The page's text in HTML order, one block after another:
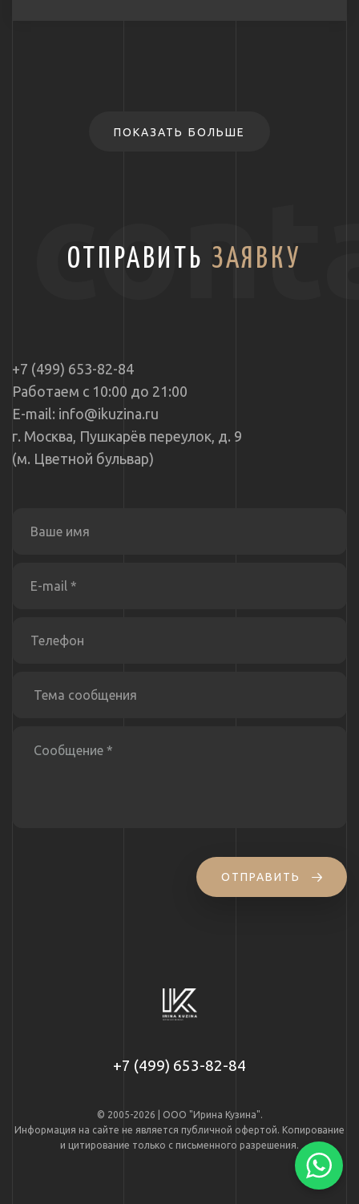
ПОКАЗАТЬ БОЛЬШЕ
ОТПРАВИТЬ ЗАЯВКУ
+7 (499) 653-82-84
Работаем с 10:00 до 21:00
E-mail: info@ikuzina.ru
г. Москва, Пушкарёв переулок, д. 9
(м. Цветной бульвар)
ОТПРАВИТЬ
+7 (499) 653-82-84
© 2005-2026 | ООО "Ирина Кузина".
Информация на сайте не является публичной офертой. Копирование
и цитирование только с письменного разрешения.